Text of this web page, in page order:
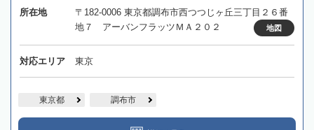
所在地
〒182-0006 東京都調布市西つつじヶ丘三丁目２６番
地７ アーバンフラッツＭＡ２０２
地図
対応エリア 東京
東京都 調布市